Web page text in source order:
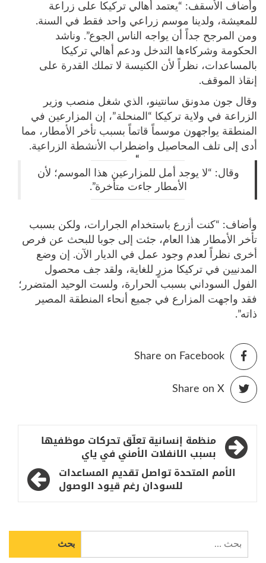
وأضاف الأسقف: “يعتمد أهالي تركيكا على زراعة
للمعيشة، ولدينا موسم زراعي واحد فقط في السنة.
ومن المرجح جداً أن يواجه الناس الجوع”. وناشد
الحكومة وشركاءها التدخل ودعم أهالي تركيكا
بالمساعدات، نظراً لأن الكنيسة لا تملك القدرة على
إنقاذ الموقف.
وقال جون مدونق سانتينو، الذي شغل منصب وزير
الزراعة في ولاية تركيكا “المنحلة”، إن المزارعين في
المنطقة يواجهون موسماً قاتماً بسبب تأخر الأمطار، مما
أدى إلى تلف المحاصيل واضطراب الأنشطة الزراعية.
وقال: “لا يوجد أمل للمزارعين هذا الموسم؛ لأن
الأمطار جاءت متأخرة”.
وأضاف: “كنت أزرع باستخدام الجرارات، ولكن بسبب
تأخر الأمطار هذا العام، جئت إلى جوبا للبحث عن فرص
أخرى نظراً لعدم وجود عمل في الديار الآن. إن وضع
المدنيين في تركيكا مزرٍ للغاية، ولقد جف محصول
الفول السوداني بسبب الحرارة، ولست الوحيد المتضرر؛
فقد واجهت المزارع في جميع أنحاء المنطقة المصير
ذاته”.
Share on Facebook
Share on X
تصفّح
المقالات
منظمة إنسانية تعلّق تحركات موظفيها
بسبب الانفلات الأمني في ياي
الأمم المتحدة تواصل تقديم المساعدات
للسودان رغم قيود الوصول
عن: